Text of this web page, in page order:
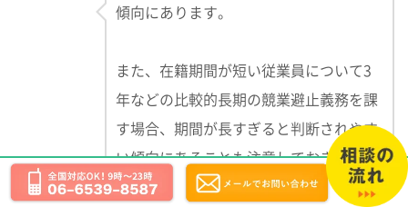
傾向にあります。
また、在籍期間が短い従業員について3
年などの比較的長期の競業避止義務を課
す場合、期間が長すぎると判断されやす
い傾向にあることも注意しておきましょ
う。